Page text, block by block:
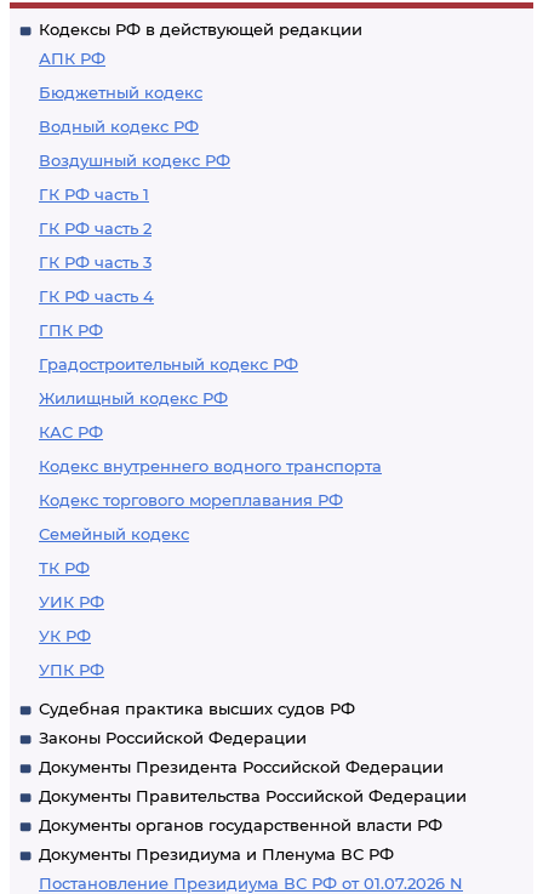
Кодексы РФ в действующей редакции
АПК РФ
Бюджетный кодекс
Водный кодекс РФ
Воздушный кодекс РФ
ГК РФ часть 1
ГК РФ часть 2
ГК РФ часть 3
ГК РФ часть 4
ГПК РФ
Градостроительный кодекс РФ
Жилищный кодекс РФ
КАС РФ
Кодекс внутреннего водного транспорта
Кодекс торгового мореплавания РФ
Семейный кодекс
ТК РФ
УИК РФ
УК РФ
УПК РФ
Судебная практика высших судов РФ
Законы Российской Федерации
Документы Президента Российской Федерации
Документы Правительства Российской Федерации
Документы органов государственной власти РФ
Документы Президиума и Пленума ВС РФ
Постановление Президиума ВС РФ от 01.07.2026 N